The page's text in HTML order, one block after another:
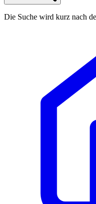
Die Suche wird kurz nach